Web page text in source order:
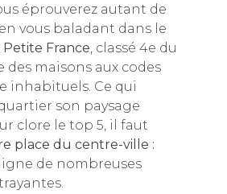
éprouverez autant de
vous baladant dans le
France , classé 4e du
des maisons aux codes
inhabituels. Ce qui
son paysage
clore le top 5, il faut
place du centre-ville :
de nombreuses